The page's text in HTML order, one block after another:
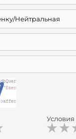
Условия